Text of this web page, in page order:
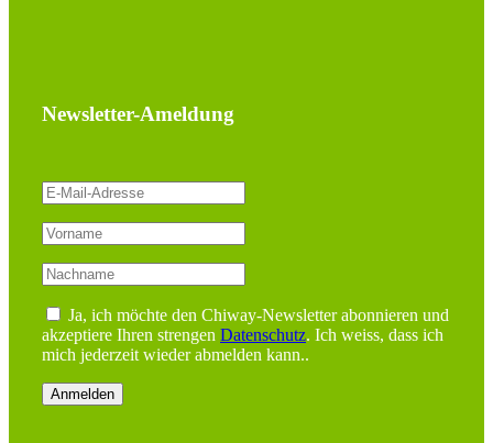
Newsletter-Ameldung
Ja, ich möchte den Chiway-Newsletter abonnieren und
akzeptiere Ihren strengen Datenschutz. Ich weiss, dass ich
mich jederzeit wieder abmelden kann..